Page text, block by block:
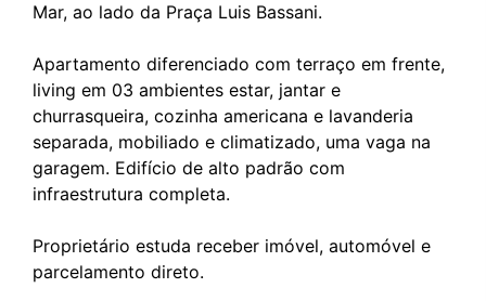
Mar, ao lado da Praça Luis Bassani.
Apartamento diferenciado com terraço em frente,
living em 03 ambientes estar, jantar e
churrasqueira, cozinha americana e lavanderia
separada, mobiliado e climatizado, uma vaga na
garagem. Edifício de alto padrão com
infraestrutura completa.
Proprietário estuda receber imóvel, automóvel e